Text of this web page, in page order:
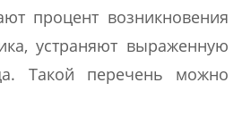
процент возникновения
устраняют выраженную
Такой перечень можно